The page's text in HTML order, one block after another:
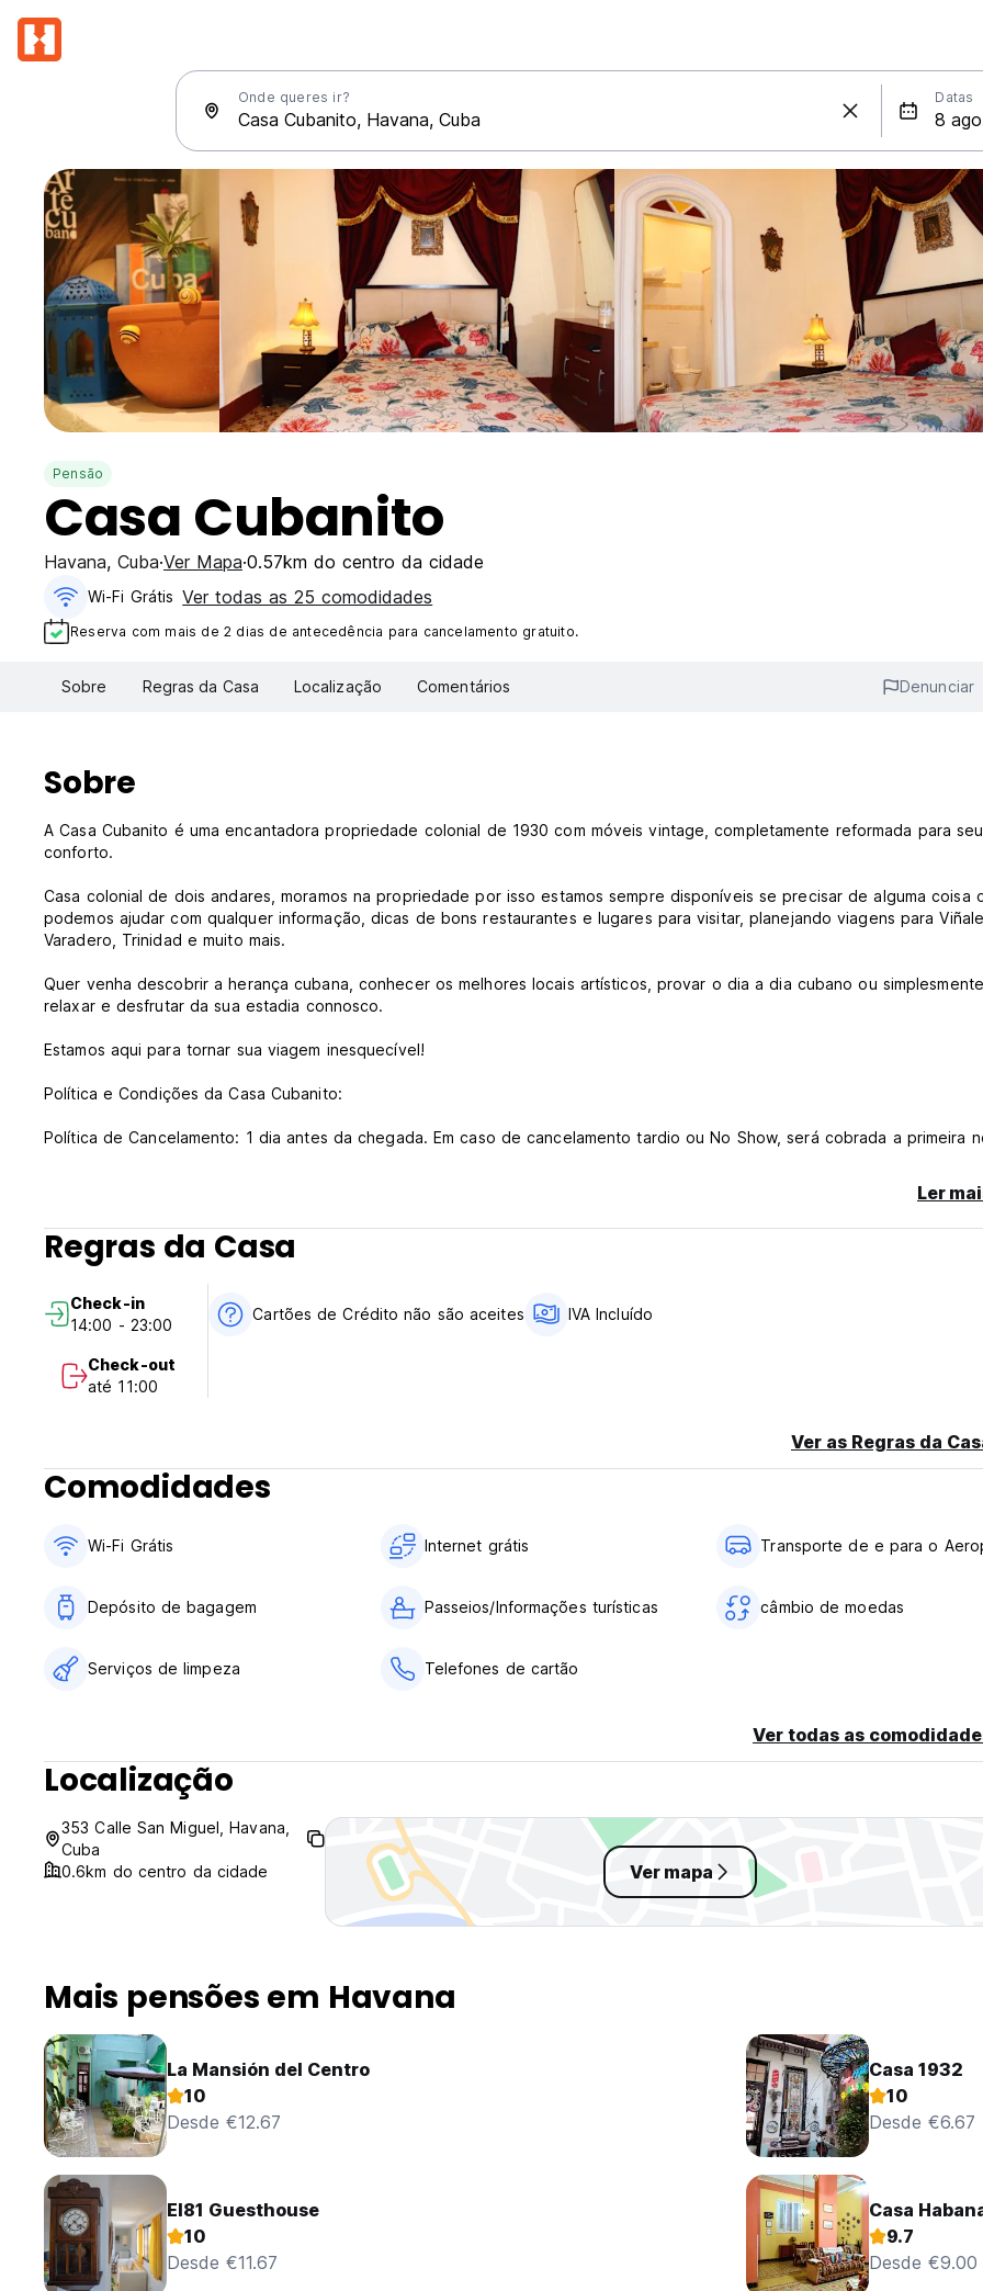
Onde queres ir? Datas
Pensão
Casa Cubanito
Havana, Cuba Ver Mapa 0.57km do centro da cidade
Wi-Fi Grátis Ver todas as 25 comodidades
Reserva com mais de 2 dias de antecedência para cancelamento gratuito.
Sobre Regras da Casa Localização Comentários Denunciar
Sobre
A Casa Cubanito é uma encantadora propriedade colonial de 1930 com móveis vintage, completamente reformada para seu
conforto.
Casa colonial de dois andares, moramos na propriedade por isso estamos sempre disponíveis se precisar de alguma coisa
podemos ajudar com qualquer informação, dicas de bons restaurantes e lugares para visitar, planejando viagens para
Varadero, Trinidad e muito mais.
Quer venha descobrir a herança cubana, conhecer os melhores locais artísticos, provar o dia a dia cubano ou simplesmente
relaxar e desfrutar da sua estadia connosco.
Estamos aqui para tornar sua viagem inesquecível!
Política e Condições da Casa Cubanito:
Política de Cancelamento: 1 dia antes da chegada. Em caso de cancelamento tardio ou No Show, será cobrada a primeira
Check-out antes das 11h00
Pagamento na chegada somente em dinheiro
Café da manhã não incluído
Em geral:
Recepção 24 horas
Não são permitidos animais (Auto-translated from original language)
Ler
Regras da Casa
Check-in
14:00 - 23:00
Check-out
até 11:00
Cartões de Crédito não são aceites IVA Incluído
Ver as Regras da
Comodidades
Wi-Fi Grátis Internet grátis Transporte de e para o
Depósito de bagagem Passeios/Informações turísticas câmbio de moedas
Serviços de limpeza Telefones de cartão
Ver todas as
Localização
353 Calle San Miguel, Havana,
Cuba
0.6km do centro da cidade
Ver mapa
Mais pensões em Havana
La Mansión del Centro
10
Desde €12.67
Casa 1932
10
Desde €6.67
El81 Guesthouse
10
Desde €11.67
Casa
9.7
Desde €9.00